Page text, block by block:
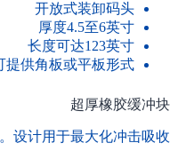
开放式装卸码头
厚度4.5至6英寸
长度可达123英寸
提供角板或平板形式
超厚橡胶缓冲块
计用于最大化冲击吸收。.